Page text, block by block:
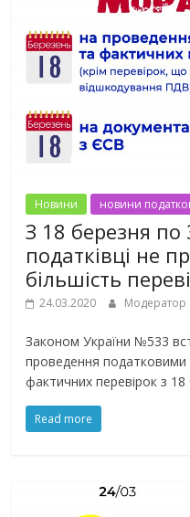
Новини новини
З 18 березня по
податківці не
більшість
24.03.2020 Модератор
Законом України №533
проведення
фактичних перевірок з
Read more